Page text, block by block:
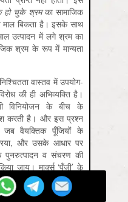
हो चुके श्रमका सामाजिक
माल बिकता है। इसके साथ
उत्पादन में लगे श्रम का
श्रम के रूप में मान्यता
वास्तव में उपयोग-
की ही अभिव्यक्ति है।
विनियोजन के बीच के
करती है। और इस प्रश्न
वैयक्तिक पूँजियों के
और उसके आधार पर
व संचरण की
जाय। मार्क्स ‘पूँजी’ के